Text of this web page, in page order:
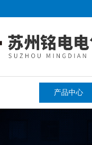
产品中心